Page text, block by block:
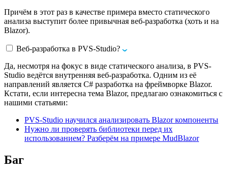
Причём в этот раз в качестве примера вместо статического
анализа выступит более привычная веб-разработка (хоть и на
Blazor).
Веб-разработка в PVS-Studio?
Да, несмотря на фокус в виде статического анализа, в PVS-
Studio ведётся внутренняя веб-разработка. Одним из её
направлений является C# разработка на фреймворке Blazor.
Кстати, если интересна тема Blazor, предлагаю ознакомиться с
нашими статьями:
PVS-Studio научился анализировать Blazor компоненты
Нужно ли проверять библиотеки перед их
использованием? Разберём на примере MudBlazor
Баг